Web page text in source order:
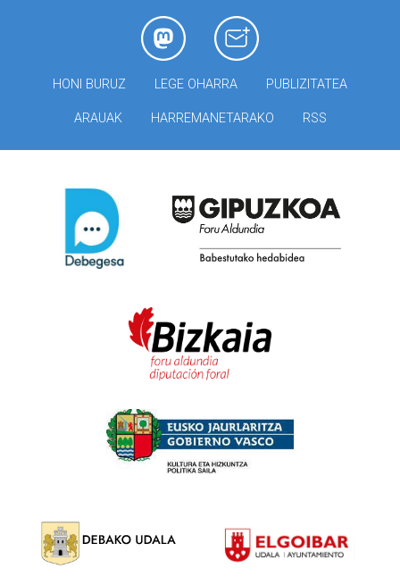
HONI BURUZ LEGE OHARRA PUBLIZITATEA
ARAUAK HARREMANETARAKO RSS